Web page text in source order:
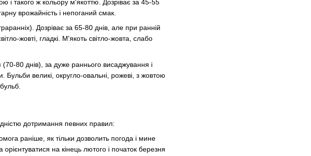
і такого ж кольору м'якоттю. Дозріває за 45-55
врожайність і непоганий смак.
Дозріває за 65-80 днів, але при ранній
жовті, гладкі. М'якоть світло-жовта, слабо
80 днів), за дуже раннього висаджування і
великі, округло-овальні, рожеві, з жовтою
дотримання певних правил:
раніше, як тільки дозволить погода і мине
на кінець лютого і початок березня